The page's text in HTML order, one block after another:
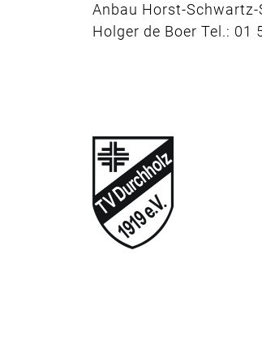
Anbau Horst-
Holger de Boer Tel.: 01